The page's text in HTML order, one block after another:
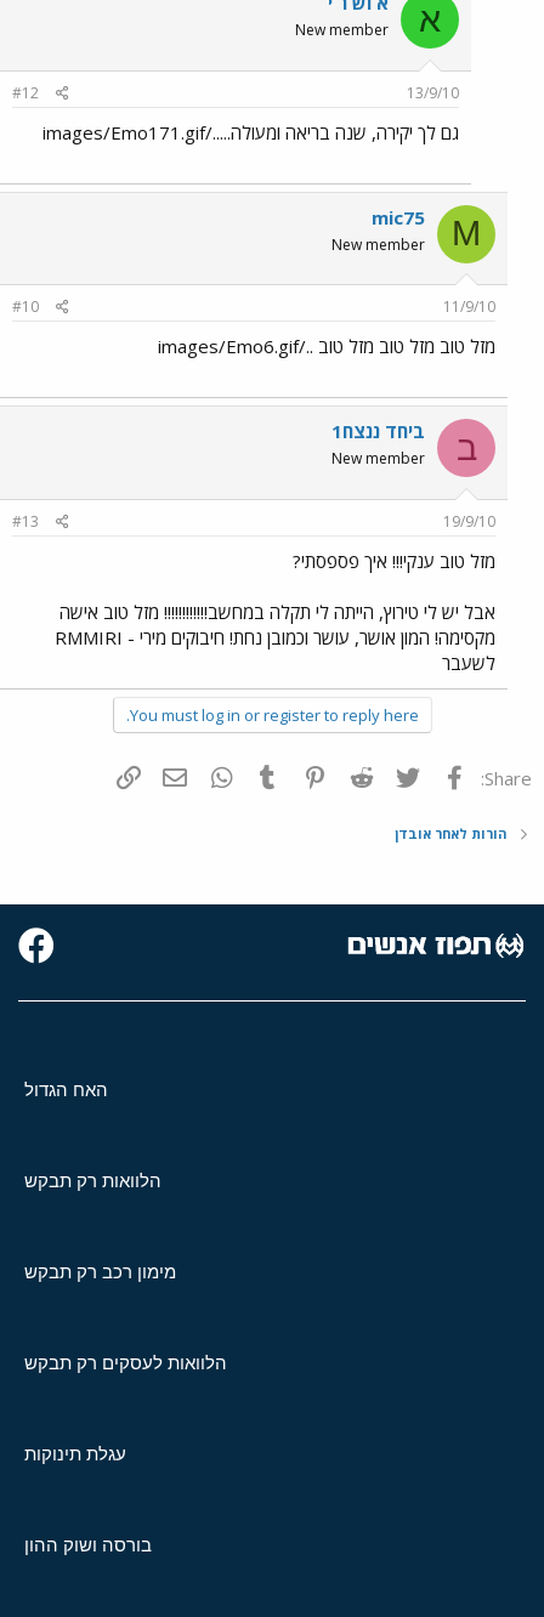
א New member
13/9/10
#12
גם לך יקירה, שנה בריאה ומעולה...../images/Emo171.gif
M
mic75
New member
11/9/10
#10
מזל טוב מזל טוב מזל טוב ../images/Emo6.gif
ב ביחד ננצח1
New member
19/9/10
#13
מזל טוב ענקי!!! איך פספסתי?
אבל יש לי טירוץ, הייתה לי תקלה במחשב!!!!!!!!!!!! מזל טוב אישה
מקסימה! המון אושר, עושר וכמובן נחת! חיבוקים מירי - RMMIRI
לשעבר
You must log in or register to reply here.
Share: פייסבוק Twitter
Reddit
Pinterest
Tumblr
WhatsAppדואר אלקטרוני
הורות לאחר אובדן
האח הגדול
הלוואות רק תבקש
מימון רכב רק תבקש
הלוואות לעסקים רק תבקש
עגלת תינוקות
בורסה ושוק ההון